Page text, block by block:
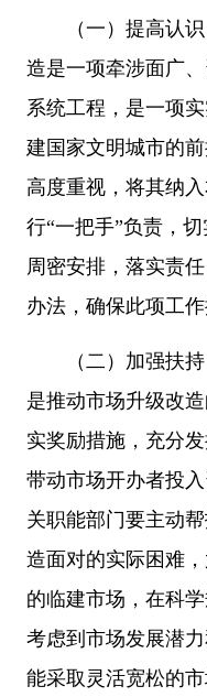
（一）提高认识
造是一项牵涉面广
系统工程，是一项
建国家文明城市的
高度重视，将其纳
行“一把手”负责，
周密安排，落实责
办法，确保此项工作
（二）加强扶持
是推动市场升级改
实奖励措施，充分
带动市场开办者投
关职能部门要主动
造面对的实际困难
的临建市场，在科
考虑到市场发展潜
能采取灵活宽松的